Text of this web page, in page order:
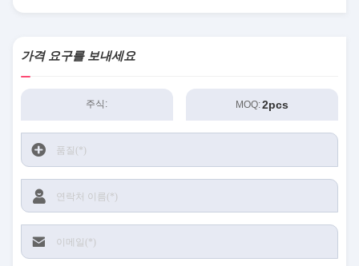
가격 요구를 보내세요
주식: MOQ:2pcs